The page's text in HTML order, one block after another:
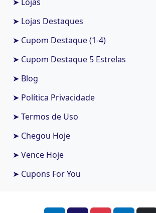
➤ Lojas Destaques
➤ Cupom Destaque (1-4)
➤ Cupom Destaque 5 Estrelas
➤ Blog
➤ Política Privacidade
➤ Termos de Uso
➤ Chegou Hoje
➤ Vence Hoje
➤ Cupons For You